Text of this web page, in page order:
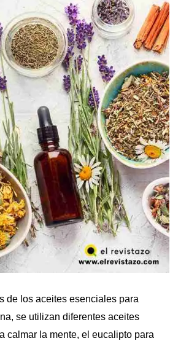
de los aceites esenciales para
se utilizan diferentes aceites
calmar la mente, el eucalipto para